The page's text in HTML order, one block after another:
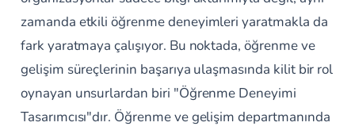
zamanda etkili öğrenme deneyimleri yaratmakla da
fark yaratmaya çalışıyor. Bu noktada, öğrenme ve
gelişim süreçlerinin başarıya ulaşmasında kilit bir rol
oynayan unsurlardan biri "Öğrenme Deneyimi
Tasarımcısı"dır. Öğrenme ve gelişim departmanında